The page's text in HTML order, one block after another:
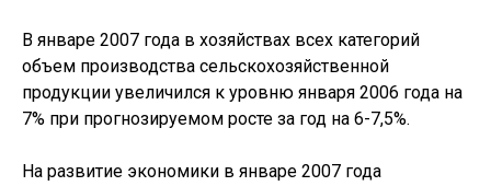
В январе 2007 года в хозяйствах всех категорий
объем производства сельскохозяйственной
продукции увеличился к уровню января 2006 года на
7% при прогнозируемом росте за год на 6-7,5%.
На развитие экономики в январе 2007 года